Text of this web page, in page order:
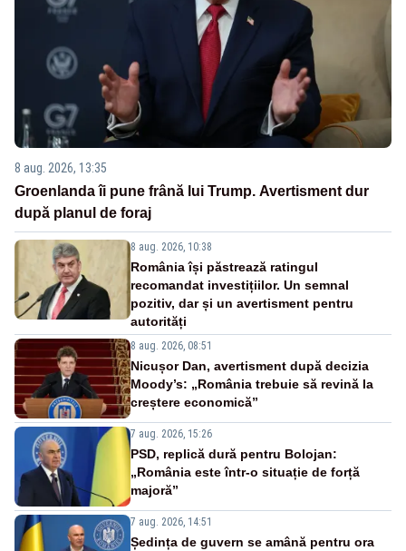
8 aug. 2026, 13:35
Groenlanda îi pune frână lui Trump. Avertisment dur
după planul de foraj
8 aug. 2026, 10:38
România își păstrează ratingul
recomandat investițiilor. Un semnal
pozitiv, dar și un avertisment pentru
autorități
8 aug. 2026, 08:51
Nicușor Dan, avertisment după decizia
Moody’s: „România trebuie să revină la
creștere economică”
7 aug. 2026, 15:26
PSD, replică dură pentru Bolojan:
„România este într-o situație de forță
majoră”
7 aug. 2026, 14:51
Ședința de guvern se amână pentru ora